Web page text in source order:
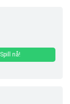
Spill nå!